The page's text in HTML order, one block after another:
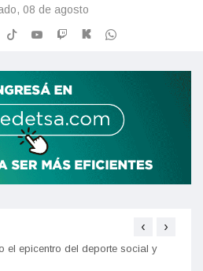
08 de agosto
el epicentro del deporte social y
‹ ›